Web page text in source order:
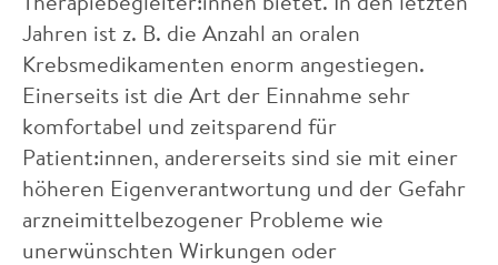
Jahren ist z. B. die Anzahl an oralen
Krebsmedikamenten enorm angestiegen.
Einerseits ist die Art der Einnahme sehr
komfortabel und zeitsparend für
Patient:innen, andererseits sind sie mit einer
höheren Eigenverantwortung und der Gefahr
arzneimittelbezogener Probleme wie
unerwünschten Wirkungen oder